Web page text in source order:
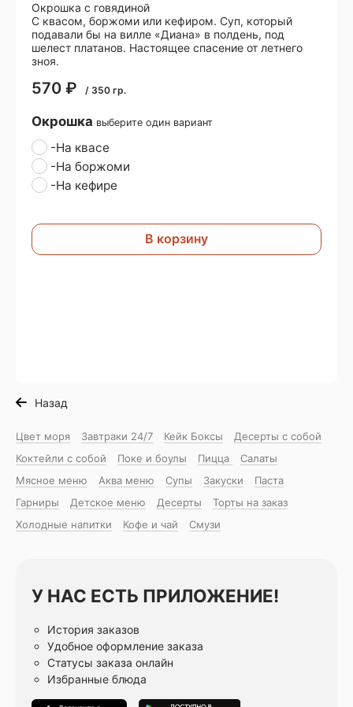
Окрошка с говядиной
С квасом, боржоми или кефиром. Суп, который
подавали бы на вилле «Диана» в полдень, под
шелест платанов. Настоящее спасение от летнего
зноя.
570 ₽ / 350 гр.
Окрошка выберите один вариант
-На квасе
-На боржоми
-На кефире
В корзину
Назад
Цвет моря Завтраки 24/7 Кейк Боксы
Десерты с собой
Коктейли с собой
Поке и боулы Пицца
Салаты
Мясное меню
Аква меню Супы Закуски
Паста
Гарниры
Детское меню Десерты
Торты на заказ
Холодные напитки
Кофе и чай Смузи
У НАС ЕСТЬ ПРИЛОЖЕНИЕ!
История заказов
Удобное оформление заказа
Статусы заказа онлайн
Избранные блюда